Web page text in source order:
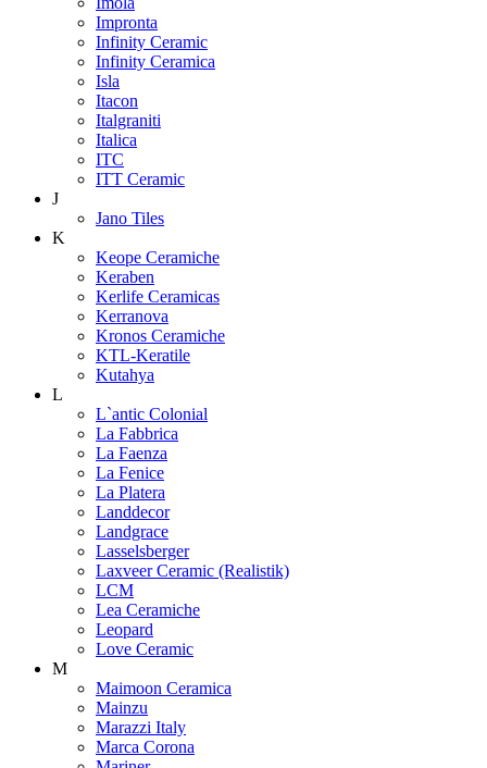
Impronta
Infinity Ceramic
Infinity Ceramica
Isla
Itacon
Italgraniti
Italica
ITC
ITT Ceramic
J
Jano Tiles
K
Keope Ceramiche
Keraben
Kerlife Ceramicas
Kerranova
Kronos Ceramiche
KTL-Keratile
Kutahya
L
L`antic Colonial
La Fabbrica
La Faenza
La Fenice
La Platera
Landdecor
Landgrace
Lasselsberger
Laxveer Ceramic (Realistik)
LCM
Lea Ceramiche
Leopard
Love Ceramic
M
Maimoon Ceramica
Mainzu
Marazzi Italy
Marca Corona